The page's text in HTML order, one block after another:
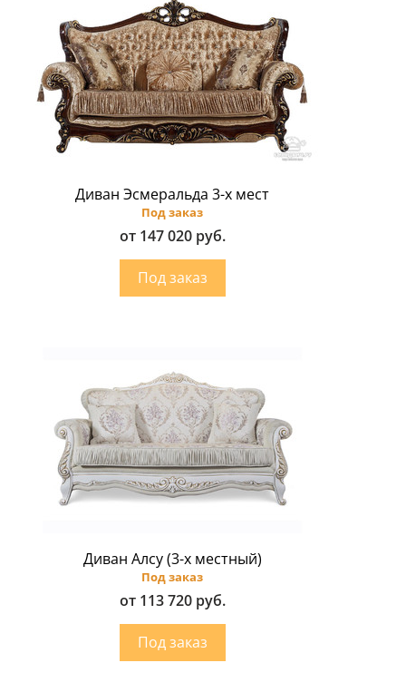
Диван Эсмеральда 3-х мест
Под заказ
от 147 020 руб.
Диван Алсу (3-х местный)
Под заказ
от 113 720 руб.